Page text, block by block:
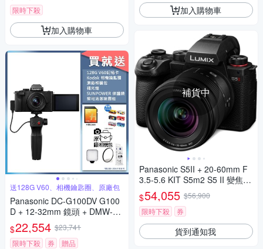
限時下殺
加入購物車
送128G V60、相機鑰匙圈、原廠包
Panasonic DC-G100DV G100
D + 12-32mm 鏡頭 + DMW-SH
GR2 三腳架握把組 公司貨
$22,554 $23,741
限時下殺
券 贈品
加入購物車
補貨中
Panasonic S5II + 20-60mm F
3.5-5.6 KIT S5m2 S5 II 變焦鏡
組 公司貨
$54,055 $56,900
限時下殺
券
貨到通知我